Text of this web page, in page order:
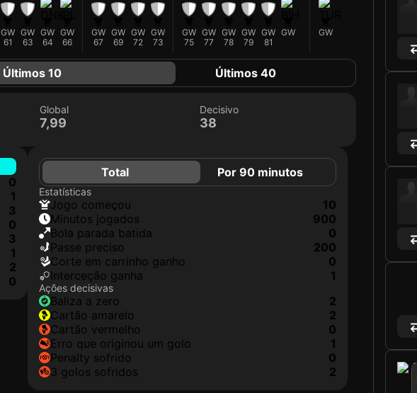
GW
61
GW
63
GW
64
GW
66
GW
67
GW
69
GW
72
GW
73
GW
75
GW
77
GW
78
GW
79
GW
81
GW GW
Últimos 10 Últimos 40
Global
7,99
Decisivo
38
0
1
3
0
3
1
2
0
Total Por 90 minutos
Estatísticas
jogo começou
10
minutos jogados
900
Bola parada batida
0
passe preciso
200
corte em carrinho ganho
0
interceção ganha
1
Ações decisivas
baliza a zero
2
cartão amarelo
2
cartão vermelho
0
erro que originou um golo
1
penalty sofrido
0
3 golos sofridos
2
2025